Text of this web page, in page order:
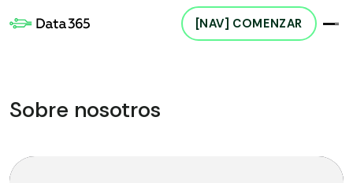
[NAV] COMENZAR
Sobre nosotros